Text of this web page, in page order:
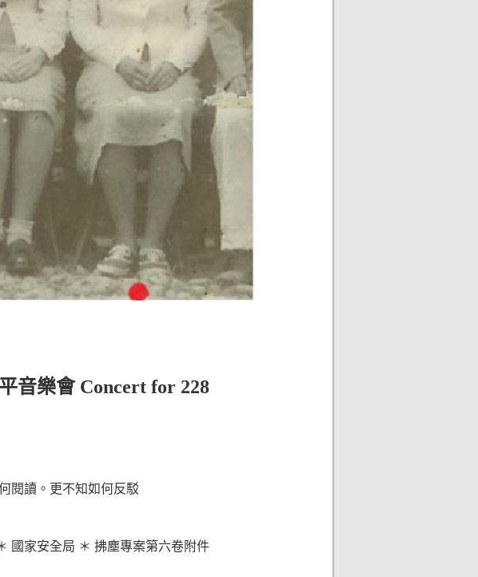
音樂會 Concert for 228
閱讀。更不知如何反駁
國家安全局 ＊ 拂塵專案第六卷附件